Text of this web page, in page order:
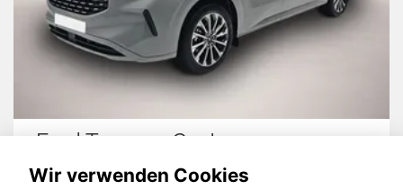
Ford Tourneo Custom
Wir verwenden Cookies